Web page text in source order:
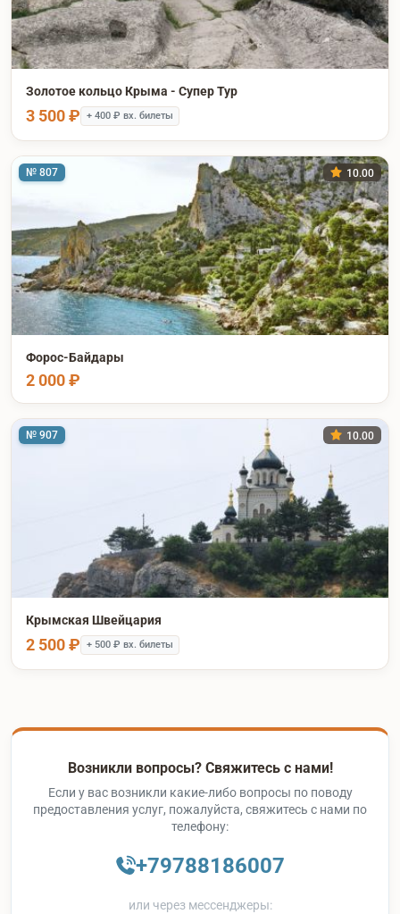
Золотое кольцо Крыма - Супер Тур
3 500 ₽ + 400 ₽ вх. билеты
№ 807 10.00
Форос-Байдары
2 000 ₽
№ 907 10.00
Крымская Швейцария
2 500 ₽ + 500 ₽ вх. билеты
Возникли вопросы? Свяжитесь с нами!
Если у вас возникли какие-либо вопросы по поводу
предоставления услуг, пожалуйста, свяжитесь с нами по
телефону:
+79788186007
или через мессенджеры: